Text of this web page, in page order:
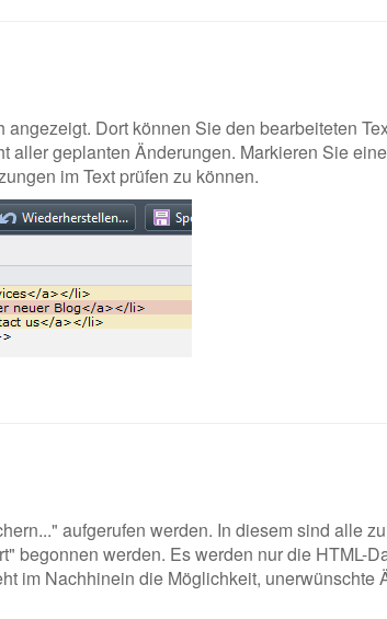
Dort können Sie den bearbeiteten
geplanten Änderungen. Markieren Sie
im Text prüfen zu können.
aufgerufen werden. In diesem sind alle
begonnen werden. Es werden nur die HTML-
im Nachhinein die Möglichkeit, unerwünschte